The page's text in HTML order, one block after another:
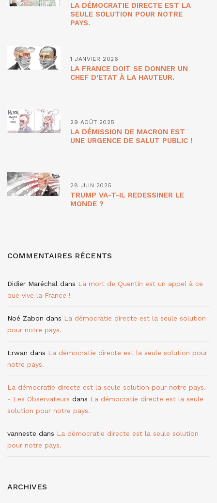
LA DÉMOCRATIE DIRECTE EST LA
SEULE SOLUTION POUR NOTRE
PAYS.
1 JANVIER 2026
LA FRANCE DOIT SE DONNER UN
CHEF D’ETAT À LA HAUTEUR.
29 AOÛT 2025
LA DÉMISSION DE MACRON EST
UNE URGENCE DE SALUT PUBLIC !
28 JUIN 2025
TRUMP VA-T-IL REDESSINER LE
MONDE ?
COMMENTAIRES RÉCENTS
Didier Maréchal dans La mort de Quentin est un appel à ce
que vive la France !
Noé Zabon dans La démocratie directe est la seule solution
pour notre pays.
Erwan dans La démocratie directe est la seule solution pour
notre pays.
La démocratie directe est la seule solution pour notre pays.
- Les Observateurs dans La démocratie directe est la seule
solution pour notre pays.
vanneste dans La démocratie directe est la seule solution
pour notre pays.
ARCHIVES